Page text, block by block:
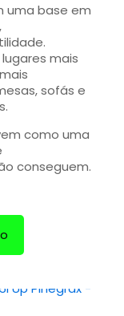
uma base em
mais
sofás e
como uma
conseguem.